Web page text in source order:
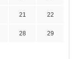
21 22
28 29